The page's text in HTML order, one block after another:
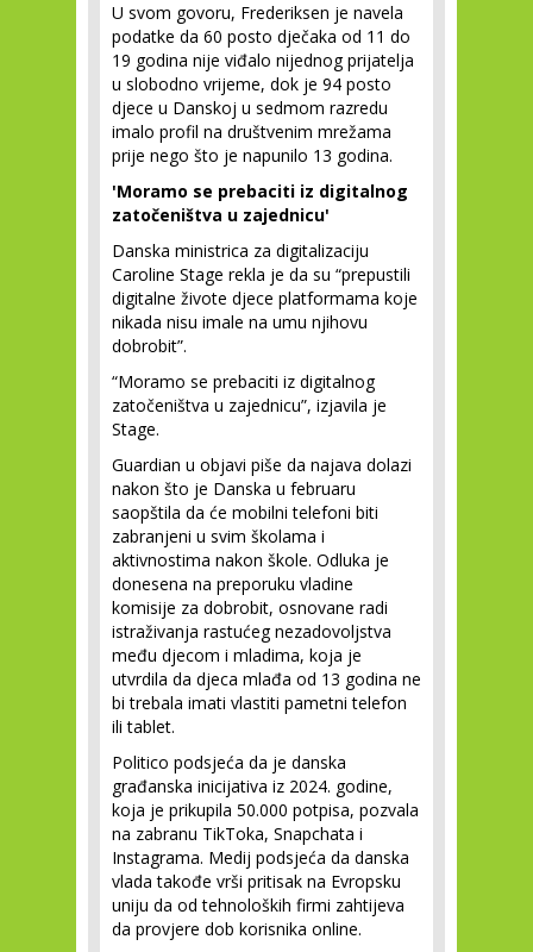
U svom govoru, Frederiksen je navela
podatke da 60 posto dječaka od 11 do
19 godina nije viđalo nijednog prijatelja
u slobodno vrijeme, dok je 94 posto
djece u Danskoj u sedmom razredu
imalo profil na društvenim mrežama
prije nego što je napunilo 13 godina.
'Moramo se prebaciti iz digitalnog
zatočeništva u zajednicu'
Danska ministrica za digitalizaciju
Caroline Stage rekla je da su “prepustili
digitalne živote djece platformama koje
nikada nisu imale na umu njihovu
dobrobit”.
“Moramo se prebaciti iz digitalnog
zatočeništva u zajednicu”, izjavila je
Stage.
Guardian u objavi piše da najava dolazi
nakon što je Danska u februaru
saopštila da će mobilni telefoni biti
zabranjeni u svim školama i
aktivnostima nakon škole. Odluka je
donesena na preporuku vladine
komisije za dobrobit, osnovane radi
istraživanja rastućeg nezadovoljstva
među djecom i mladima, koja je
utvrdila da djeca mlađa od 13 godina ne
bi trebala imati vlastiti pametni telefon
ili tablet.
Politico podsjeća da je danska
građanska inicijativa iz 2024. godine,
koja je prikupila 50.000 potpisa, pozvala
na zabranu TikToka, Snapchata i
Instagrama. Medij podsjeća da danska
vlada takođe vrši pritisak na Evropsku
uniju da od tehnoloških firmi zahtijeva
da provjere dob korisnika online.